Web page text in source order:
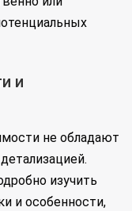
и
не обладают
изучить
и особенности,